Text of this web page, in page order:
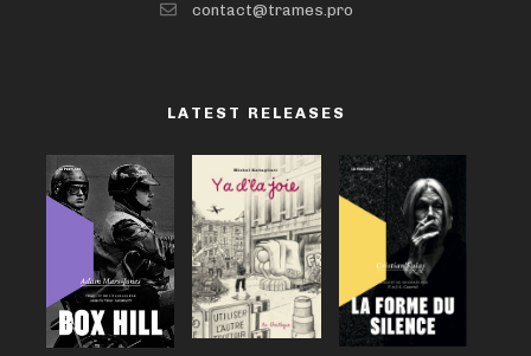
contact@trames.pro
LATEST RELEASES